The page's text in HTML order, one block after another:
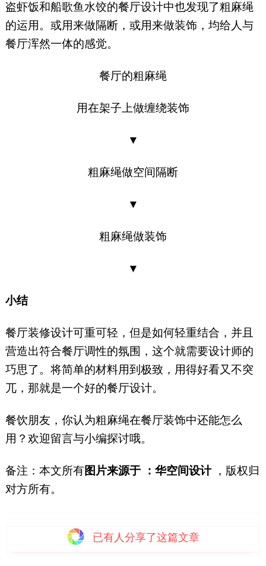
盗虾饭和船歌鱼水饺的餐厅设计中也发现了粗麻绳
的运用。或用来做隔断，或用来做装饰，均给人与
餐厅浑然一体的感觉。
餐厅的粗麻绳
用在架子上做缠绕装饰
▼
粗麻绳做空间隔断
▼
粗麻绳做装饰
▼
小结
餐厅装修设计可重可轻，但是如何轻重结合，并且
营造出符合餐厅调性的氛围，这个就需要设计师的
巧思了。将简单的材料用到极致，用得好看又不突
兀，那就是一个好的餐厅设计。
餐饮朋友，你认为粗麻绳在餐厅装饰中还能怎么
用？欢迎留言与小编探讨哦。
备注：本文所有图片来源于 ：华空间设计 ，版权归
对方所有。
已有 人分享了这篇文章